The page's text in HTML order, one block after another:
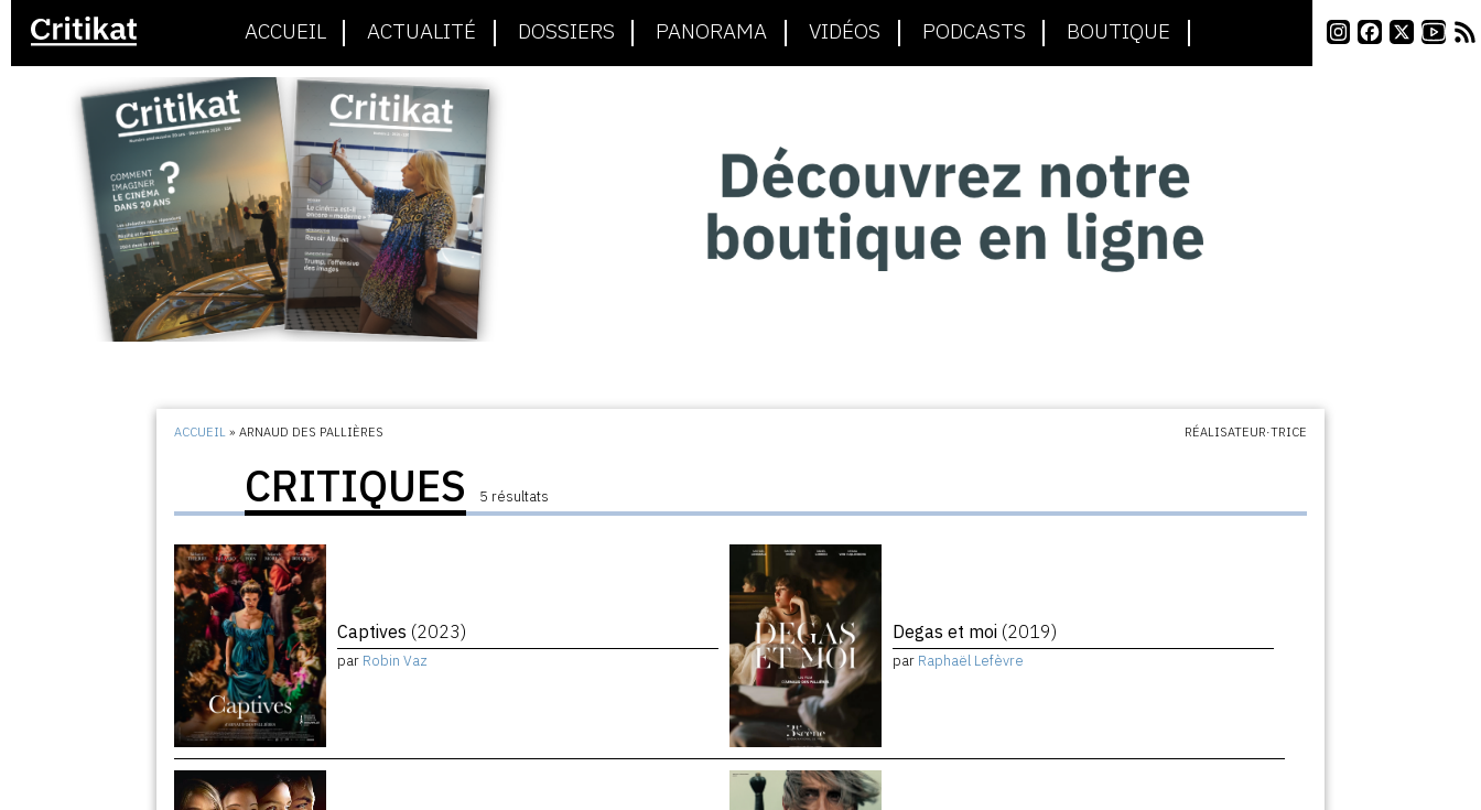
ACCUEIL ACTUALITÉ DOSSIERS PANORAMA VIDÉOS PODCASTS BOUTIQUE
ACCUEIL »ARNAUD DES PALLIÈRES RÉALISATEUR·TRICE
CRITIQUES 5 résultats
Captives (2023)
par Robin Vaz
Degas et moi (2019)
par Raphaël Lefèvre